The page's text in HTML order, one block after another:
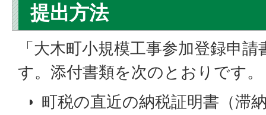
提出方法
「大木町小規模工事参加登録申
す。添付書類を次のとおりです。
町税の直近の納税証明書（滞